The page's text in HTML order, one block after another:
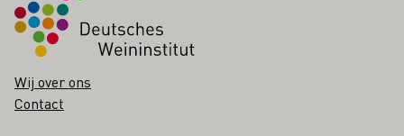
Wij over ons
Contact